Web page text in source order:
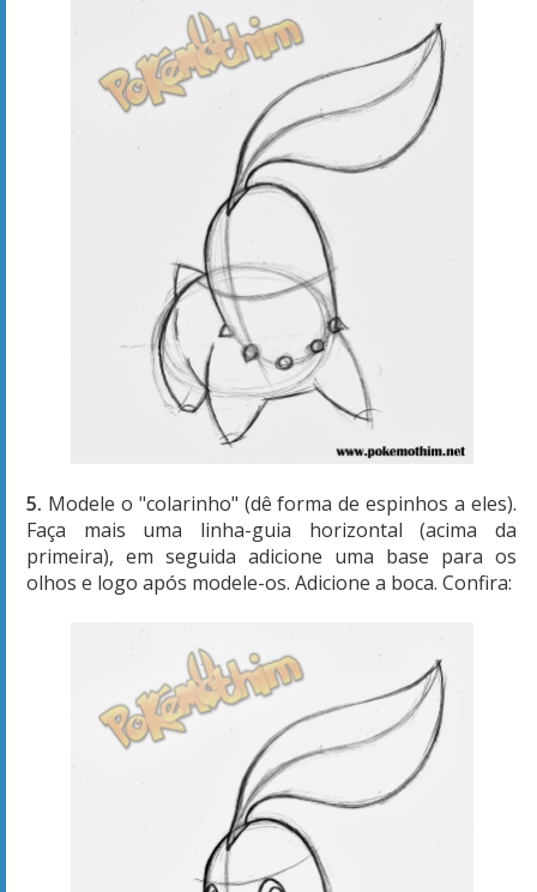
5. Modele o "colarinho" (dê forma de espinhos a eles).
Faça mais uma linha-guia horizontal (acima da
primeira), em seguida adicione uma base para os
olhos e logo após modele-os. Adicione a boca. Confira: